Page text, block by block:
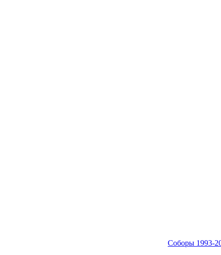
Соборы 1993-